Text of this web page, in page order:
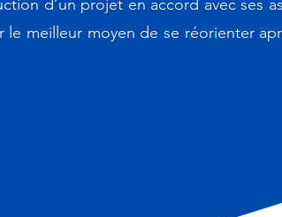
d’un projet en accord avec ses
meilleur moyen de se réorienter